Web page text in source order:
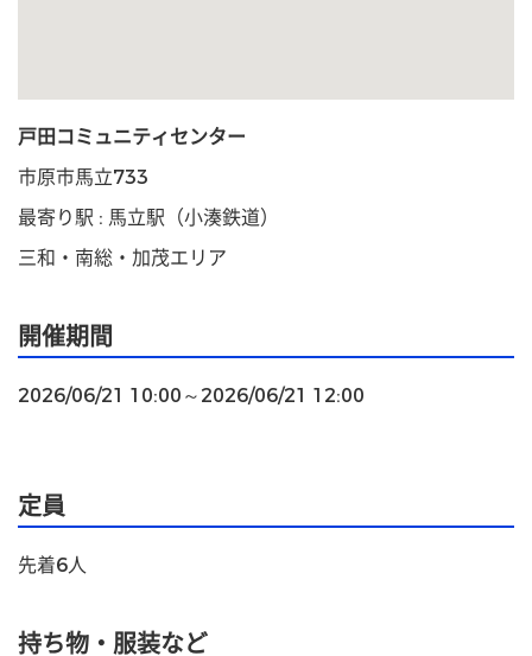
戸田コミュニティセンター
市原市馬立733
最寄り駅 : 馬立駅（小湊鉄道）
三和・南総・加茂エリア
開催期間
2026/06/21 10:00～2026/06/21 12:00
定員
先着6人
持ち物・服装など